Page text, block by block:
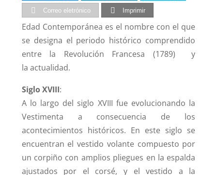
Correo eletrónico Imprimir
Edad Contemporánea es el nombre con el que
se designa el periodo histórico comprendido
entre la Revolución Francesa (1789) y
la actualidad.
Siglo XVIII:
A lo largo del siglo XVIII fue evolucionando la
Vestimenta a consecuencia de los
acontecimientos históricos. En este siglo se
encuentran el vestido volante compuesto por
un corpiño con amplios pliegues en la espalda
ajustados por el corsé, y el vestido a la